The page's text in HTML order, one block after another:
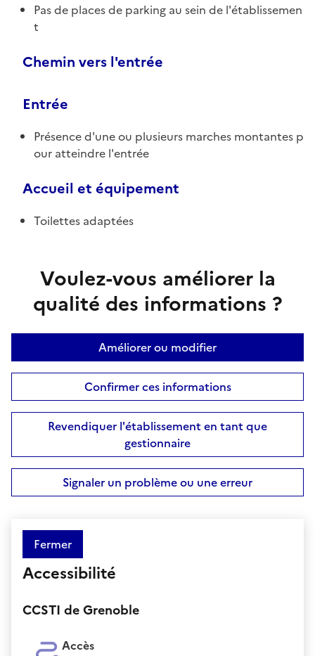
Pas de places de parking au sein de l'établissemen
t
Chemin vers l'entrée
Entrée
Présence d'une ou plusieurs marches montantes p
our atteindre l'entrée
Accueil et équipement
Toilettes adaptées
Voulez-vous améliorer la
qualité des informations ?
Améliorer ou modifier
Confirmer ces informations
Revendiquer l'établissement en tant que
gestionnaire
Signaler un problème ou une erreur
Fermer
Accessibilité
CCSTI de Grenoble
Accès